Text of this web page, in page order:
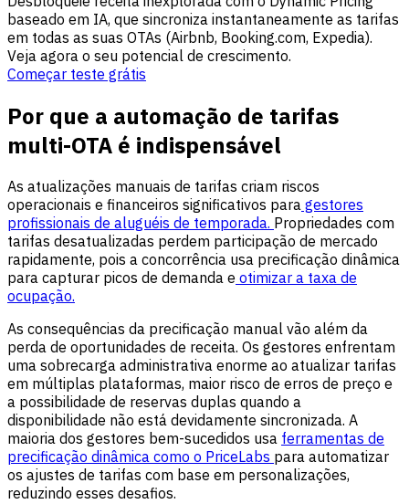
baseado em IA, que sincroniza instantaneamente as tarifas
em todas as suas OTAs (Airbnb, Booking.com, Expedia).
Veja agora o seu potencial de crescimento.
Começar teste grátis
Por que a automação de tarifas
multi-OTA é indispensável
As atualizações manuais de tarifas criam riscos
operacionais e financeiros significativos para gestores
profissionais de aluguéis de temporada. Propriedades com
tarifas desatualizadas perdem participação de mercado
rapidamente, pois a concorrência usa precificação dinâmica
para capturar picos de demanda e otimizar a taxa de
ocupação.
As consequências da precificação manual vão além da
perda de oportunidades de receita. Os gestores enfrentam
uma sobrecarga administrativa enorme ao atualizar tarifas
em múltiplas plataformas, maior risco de erros de preço e
a possibilidade de reservas duplas quando a
disponibilidade não está devidamente sincronizada. A
maioria dos gestores bem-sucedidos usa ferramentas de
precificação dinâmica como o PriceLabs para automatizar
os ajustes de tarifas com base em personalizações,
reduzindo esses desafios.